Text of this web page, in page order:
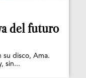
del futuro
su disco, Ama.
sin...